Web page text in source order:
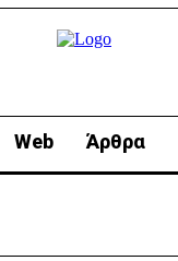
Web Άρθρα